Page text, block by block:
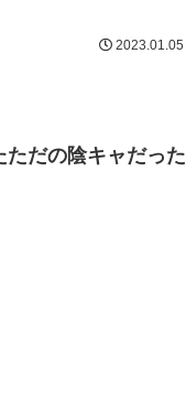
2023.01.05
だの陰キャだった